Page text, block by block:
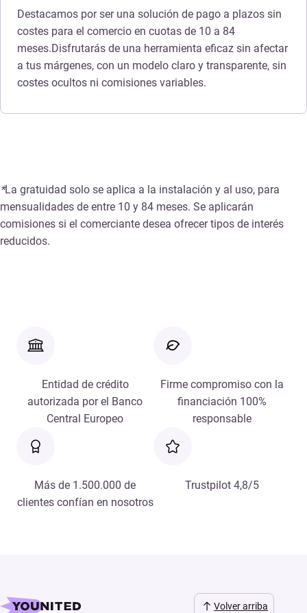
Destacamos por ser una solución de pago a plazos sin
costes para el comercio en cuotas de 10 a 84
meses.Disfrutarás de una herramienta eficaz sin afectar
a tus márgenes, con un modelo claro y transparente, sin
costes ocultos ni comisiones variables.
*La gratuidad solo se aplica a la instalación y al uso, para
mensualidades de entre 10 y 84 meses. Se aplicarán
comisiones si el comerciante desea ofrecer tipos de interés
reducidos.
Entidad de crédito
autorizada por el Banco
Central Europeo
Firme compromiso con la
financiación 100%
responsable
Más de 1.500.000 de
clientes confían en nosotros
Trustpilot 4,8/5
Volver arriba